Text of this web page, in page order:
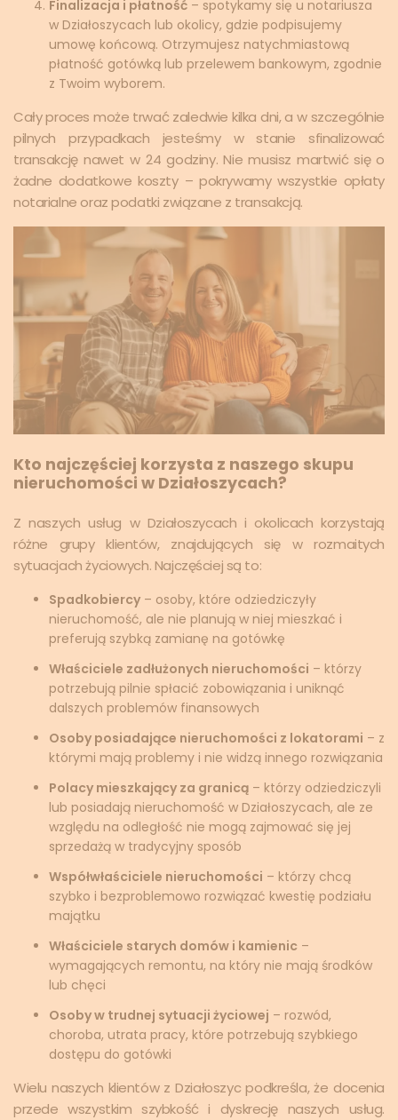
Finalizacja i płatność – spotykamy się u notariusza
w Działoszycach lub okolicy, gdzie podpisujemy
umowę końcową. Otrzymujesz natychmiastową
płatność gotówką lub przelewem bankowym, zgodnie
z Twoim wyborem.
Cały proces może trwać zaledwie kilka dni, a w szczególnie
pilnych przypadkach jesteśmy w stanie sfinalizować
transakcję nawet w 24 godziny. Nie musisz martwić się o
żadne dodatkowe koszty – pokrywamy wszystkie opłaty
notarialne oraz podatki związane z transakcją.
Kto najczęściej korzysta z naszego skupu
nieruchomości w Działoszycach?
Z naszych usług w Działoszycach i okolicach korzystają
różne grupy klientów, znajdujących się w rozmaitych
sytuacjach życiowych. Najczęściej są to:
Spadkobiercy – osoby, które odziedziczyły
nieruchomość, ale nie planują w niej mieszkać i
preferują szybką zamianę na gotówkę
Właściciele zadłużonych nieruchomości – którzy
potrzebują pilnie spłacić zobowiązania i uniknąć
dalszych problemów finansowych
Osoby posiadające nieruchomości z lokatorami – z
którymi mają problemy i nie widzą innego rozwiązania
Polacy mieszkający za granicą – którzy odziedziczyli
lub posiadają nieruchomość w Działoszycach, ale ze
względu na odległość nie mogą zajmować się jej
sprzedażą w tradycyjny sposób
Współwłaściciele nieruchomości – którzy chcą
szybko i bezproblemowo rozwiązać kwestię podziału
majątku
Właściciele starych domów i kamienic –
wymagających remontu, na który nie mają środków
lub chęci
Osoby w trudnej sytuacji życiowej – rozwód,
choroba, utrata pracy, które potrzebują szybkiego
dostępu do gotówki
Wielu naszych klientów z Działoszyc podkreśla, że docenia
przede wszystkim szybkość i dyskrecję naszych usług.